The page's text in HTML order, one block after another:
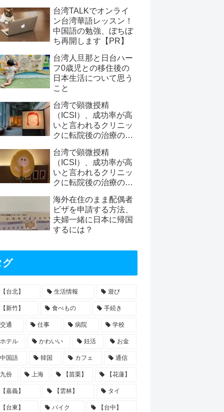
台湾TALKでオンライ
ン台湾華語レッスン！
中国語の勉強、ぼちぼ
ち再開します【PR】
台湾人旦那と日台ハー
フ0歳児との移住後の
日本生活について思う
こと
台湾で顕微授精
（ICSI）、成功率が高
いと言われるクリニッ
クに転院後の治療の記
半～ERAと移植】
台湾で顕微授精
（ICSI）、成功率が高
いと言われるクリニッ
クに転院後の治療の記
半～採卵まで】
海外在住のまま配偶者
ビザを申請する方法、
夫婦一緒に日本に帰国
するには？
グ
【台北】 生活情報 遊び
【新竹】 食べもの 手続き
交通 仕事 病院 学校
ホテル かわいい 妊活 お金
中国語 韓国 カフェ 通信
九份 上海 【苗栗】 【花蓮】
【嘉義】 【雲林】 タイ
【台東】 バイク 【台中】